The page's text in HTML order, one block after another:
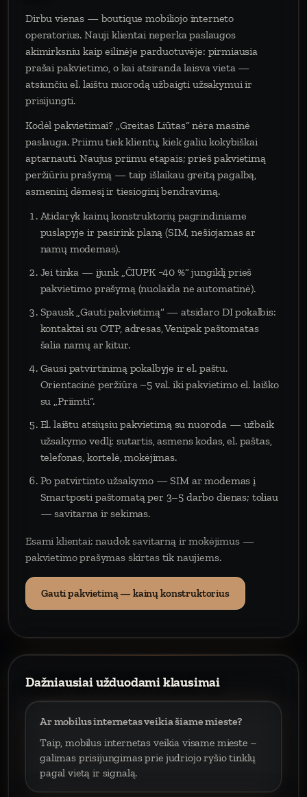
Dirbu vienas — boutique mobiliojo interneto
operatorius. Nauji klientai neperka paslaugos
akimirksniu kaip eilinėje parduotuvėje: pirmiausia
prašai pakvietimo, o kai atsiranda laisva vieta —
atsiunčiu el. laištu nuorodą užbaigti užsakymui ir
prisijungti.
Kodėl pakvietimai? „Greitas Liūtas“ nėra masinė
paslauga. Priimu tiek klientų, kiek galiu kokybiškai
aptarnauti. Naujus priimu etapais; prieš pakvietimą
peržiūriu prašymą — taip išlaikau greitą pagalbą,
asmeninį dėmesį ir tiesioginį bendravimą.
Atidaryk kainų konstruktorių pagrindiniame
puslapyje ir pasirink planą (SIM, nešiojamas ar
namų modemas).
Jei tinka — įjunk „ČIUPK −40 %“ jungiklį prieš
pakvietimo prašymą (nuolaida ne automatinė).
Spausk „Gauti pakvietimą“ — atsidaro DI pokalbis:
kontaktai su OTP, adresas, Venipak paštomatas
šalia namų ar kitur.
Gausi patvirtinimą pokalbyje ir el. paštu.
Orientacinė peržiūra ~5 val. iki pakvietimo el. laiško
su „Priimti“.
El. laištu atsiųsiu pakvietimą su nuoroda — užbaik
užsakymo vedlį: sutartis, asmens kodas, el. paštas,
telefonas, kortelė, mokėjimas.
Po patvirtinto užsakymo — SIM ar modemas į
Smartposti paštomatą per 3–5 darbo dienas; toliau
— savitarna ir sekimas.
Esami klientai: naudok savitarną ir mokėjimus —
pakvietimo prašymas skirtas tik naujiems.
Gauti pakvietimą — kainų konstruktorius
Dažniausiai užduodami klausimai
Ar mobilus internetas veikia šiame mieste?
Taip, mobilus internetas veikia visame mieste –
galimas prisijungimas prie judriojo ryšio tinklų
pagal vietą ir signalą.